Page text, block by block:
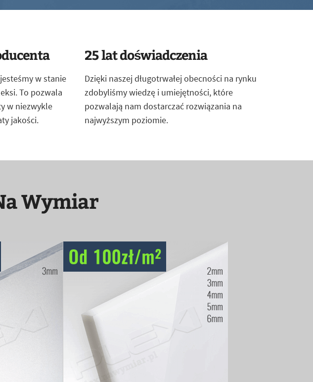
w stanie
To pozwala
w niezwykle
jakości.
25 lat doświadczenia
Dzięki naszej długotrwałej obecności na rynku
zdobyliśmy wiedzę i umiejętności, które
pozwalają nam dostarczać rozwiązania na
najwyższym poziomie.
Wymiar